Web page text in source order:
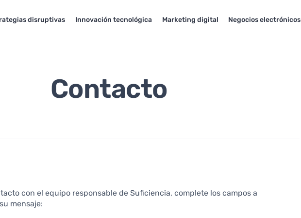
disruptivas Innovación tecnológica Marketing digital Negocios electrónicos
Contacto
con el equipo responsable de Suficiencia, complete los campos a
mensaje: